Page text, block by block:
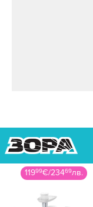
24599€/48112лв.